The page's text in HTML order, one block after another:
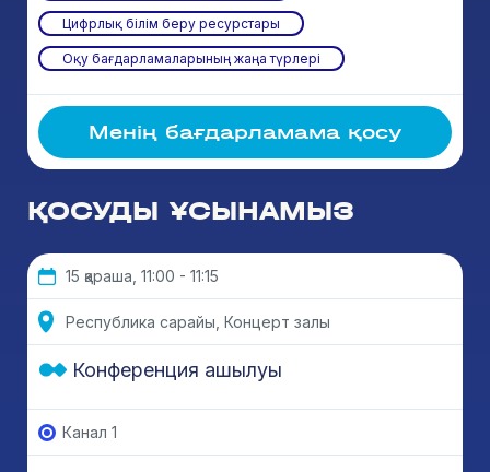
Цифрлық білім беру ресурстары
Оқу бағдарламаларының жаңа түрлері
Менің бағдарламама қосу
ҚОСУДЫ ҰСЫНАМЫЗ
15 қараша, 11:00 - 11:15
Республика сарайы, Концерт залы
Конференция ашылуы
Канал 1